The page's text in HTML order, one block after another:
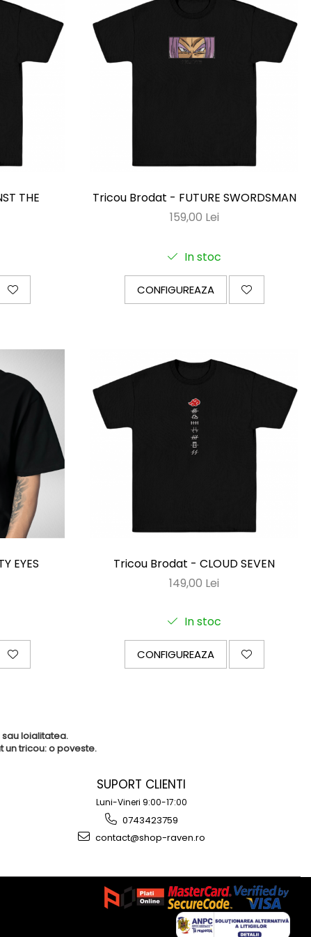
THE
Tricou Brodat - FUTURE SWORDSMAN
159,00 Lei
In stoc
CONFIGUREAZA
EYES
Tricou Brodat - CLOUD SEVEN
149,00 Lei
In stoc
CONFIGUREAZA
loialitatea.
tricou: o poveste.
SUPORT CLIENTI
Luni-Vineri 9:00-17:00
0743423759
contact@shop-raven.ro